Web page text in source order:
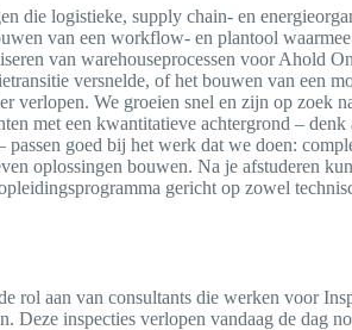
die logistieke, supply chain- en
van een workflow- en plantool
van warehouseprocessen voor Ahold
versnelde, of het bouwen van een
verlopen. We groeien snel en zijn op zoek
met een kwantitatieve achtergrond – denk
passen goed bij het werk dat we doen:
oplossingen bouwen. Na je afstuderen
gericht op zowel
rol aan van consultants die werken voor
Deze inspecties verlopen vandaag de dag